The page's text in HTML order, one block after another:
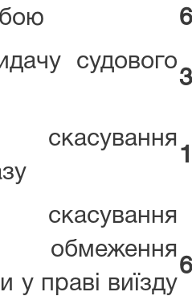
судового
обмеження
у праві виїзду